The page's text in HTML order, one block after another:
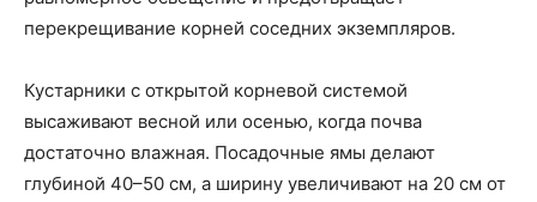
перекрещивание корней соседних экземпляров.
Кустарники с открытой корневой системой
высаживают весной или осенью, когда почва
достаточно влажная. Посадочные ямы делают
глубиной 40–50 см, а ширину увеличивают на 20 см от